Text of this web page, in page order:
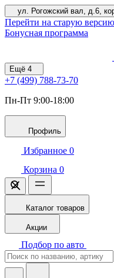
ул. Рогожский вал, д.6,
Перейти на старую версию
Бонусная программа
Ещё 4
+7 (499) 788-73-70
Пн-Пт 9:00-18:00
Профиль
Избранное 0
Корзина 0
Каталог товаров
Акции
Подбор по авто